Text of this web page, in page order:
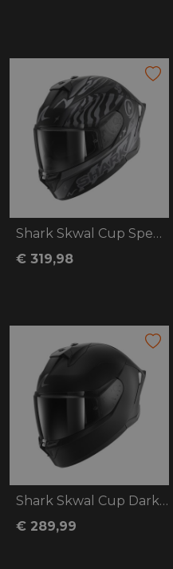
Shark Skwal Cup Speed-Fancy
€ 319,98
Shark Skwal Cup Dark Shadow
€ 289,99